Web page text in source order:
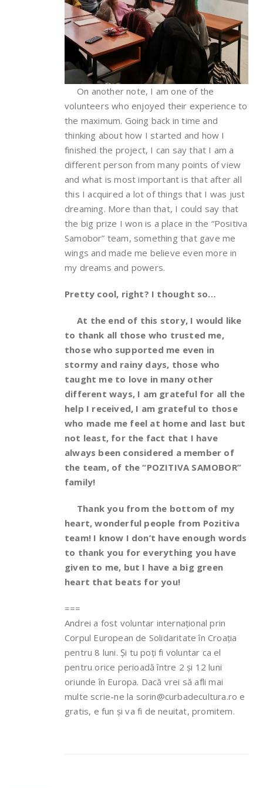
On another note, I am one of the
volunteers who enjoyed their experience to
the maximum. Going back in time and
thinking about how I started and how I
finished the project, I can say that I am a
different person from many points of view
and what is most important is that after all
this I acquired a lot of things that I was just
dreaming. More than that, I could say that
the big prize I won is a place in the “Positiva
Samobor” team, something that gave me
wings and made me believe even more in
my dreams and powers.
Pretty cool, right? I thought so…
At the end of this story, I would like
to thank all those who trusted me,
those who supported me even in
stormy and rainy days, those who
taught me to love in many other
different ways, I am grateful for all the
help I received, I am grateful to those
who made me feel at home and last but
not least, for the fact that I have
always been considered a member of
the team, of the “POZITIVA SAMOBOR”
family!
Thank you from the bottom of my
heart, wonderful people from Pozitiva
team! I know I don’t have enough words
to thank you for everything you have
given to me, but I have a big green
heart that beats for you!
===
Andrei a fost voluntar internațional prin
Corpul European de Solidaritate în Croația
pentru 8 luni. Și tu poți fi voluntar ca el
pentru orice perioadă între 2 și 12 luni
oriunde în Europa. Dacă vrei să afli mai
multe scrie-ne la sorin@curbadecultura.ro e
gratis, e fun și va fi de neuitat, promitem.